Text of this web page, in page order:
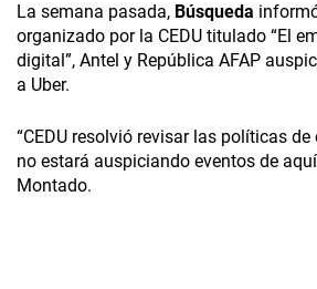
La semana pasada, Búsqueda
organizado por la CEDU titulado “El
digital”, Antel y República AFAP
a Uber.
“CEDU resolvió revisar las políticas de
no estará auspiciando eventos de
Montado.